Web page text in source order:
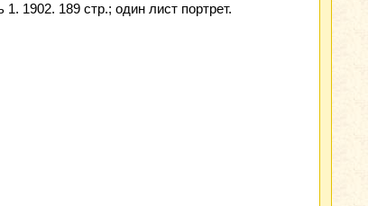
1902. 189 стр.; один лист портрет.